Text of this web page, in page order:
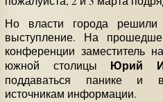
Но власти города
выступление. На
конференции заместитель
южной столицы Юрий
поддаваться панике и
источникам информации.